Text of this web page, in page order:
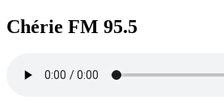
Chérie FM 95.5